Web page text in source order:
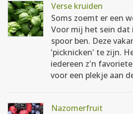
Verse kruiden
Soms zoemt er een
Voor mij het sein dat
spoor ben. Deze
'picknicken' te zijn.
iedereen z'n
voor een plekje aan
Nazomerfruit